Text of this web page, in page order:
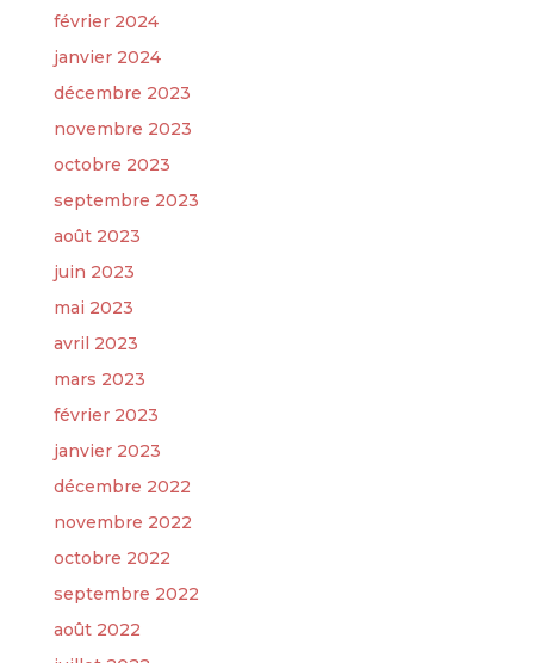
février 2024
janvier 2024
décembre 2023
novembre 2023
octobre 2023
septembre 2023
août 2023
juin 2023
mai 2023
avril 2023
mars 2023
février 2023
janvier 2023
décembre 2022
novembre 2022
octobre 2022
septembre 2022
août 2022